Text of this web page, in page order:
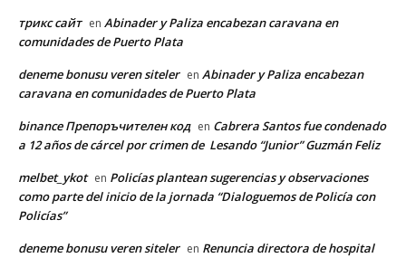
трикс сайт en Abinader y Paliza encabezan caravana en
comunidades de Puerto Plata
deneme bonusu veren siteler en Abinader y Paliza encabezan
caravana en comunidades de Puerto Plata
binance Препоръчителен код en Cabrera Santos fue condenado
a 12 años de cárcel por crimen de Lesando “Junior” Guzmán Feliz
melbet_ykot en Policías plantean sugerencias y observaciones
como parte del inicio de la jornada “Dialoguemos de Policía con
Policías”
deneme bonusu veren siteler en Renuncia directora de hospital